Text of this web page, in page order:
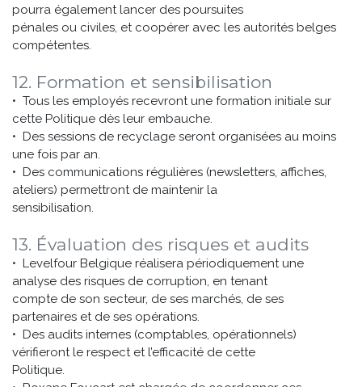
pourra également lancer des poursuites
pénales ou civiles, et coopérer avec les autorités belges
compétentes.
12. Formation et sensibilisation
• Tous les employés recevront une formation initiale sur
cette Politique dès leur embauche.
• Des sessions de recyclage seront organisées au moins
une fois par an.
• Des communications régulières (newsletters, affiches,
ateliers) permettront de maintenir la
sensibilisation.
13. Évaluation des risques et audits
• Levelfour Belgique réalisera périodiquement une
analyse des risques de corruption, en tenant
compte de son secteur, de ses marchés, de ses
partenaires et de ses opérations.
• Des audits internes (comptables, opérationnels)
vérifieront le respect et l’efficacité de cette
Politique.